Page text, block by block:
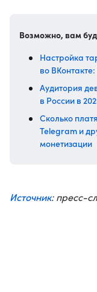
Возможно, вам
Настройка
во
Аудитория
в России в
Сколько
Telegram и
монетизации
Источник: пресс-